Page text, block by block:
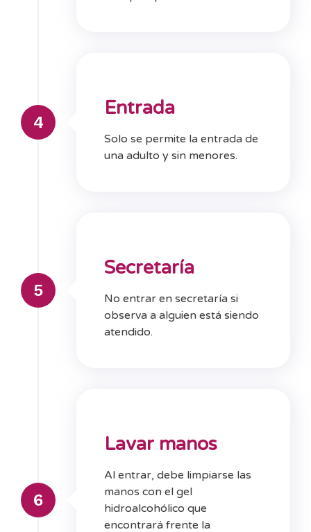
Entrada
Solo se permite la entrada de
una adulto y sin menores.
4
Secretaría
No entrar en secretaría si
observa a alguien está siendo
atendido.
5
Lavar manos
Al entrar, debe limpiarse las
manos con el gel
hidroalcohólico que
encontrará frente la
6